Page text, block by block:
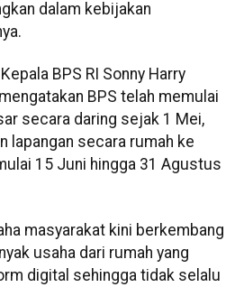
dalam kebijakan
BPS RI Sonny Harry
BPS telah memulai
secara daring sejak 1 Mei,
lapangan secara rumah ke
15 Juni hingga 31 Agustus
masyarakat kini berkembang
usaha dari rumah yang
digital sehingga tidak selalu